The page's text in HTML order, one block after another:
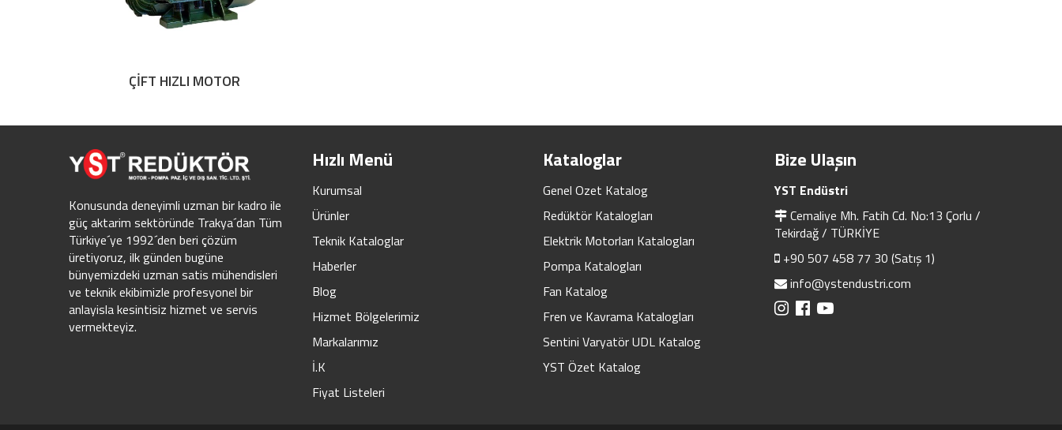
ÇİFT HIZLI MOTOR
Konusunda deneyimli uzman bir kadro ile
güç aktarim sektöründe Trakya´dan Tüm
Türkiye´ye 1992´den beri çözüm
üretiyoruz, ilk günden bugüne
bünyemizdeki uzman satis mühendisleri
ve teknik ekibimizle profesyonel bir
anlayisla kesintisiz hizmet ve servis
vermekteyiz.
Hızlı Menü
Kurumsal
Ürünler
Teknik Kataloglar
Haberler
Blog
Hizmet Bölgelerimiz
Markalarımız
İ.K
Fiyat Listeleri
Kataloglar
Genel Ozet Katalog
Redüktör Katalogları
Elektrik Motorları Katalogları
Pompa Katalogları
Fan Katalog
Fren ve Kavrama Katalogları
Sentini Varyatör UDL Katalog
YST Özet Katalog
Bize Ulaşın
YST Endüstri
Cemaliye Mh. Fatih Cd. No:13 Çorlu /
Tekirdağ / TÜRKİYE
+90 507 458 77 30 (Satış 1)
info@ystendustri.com